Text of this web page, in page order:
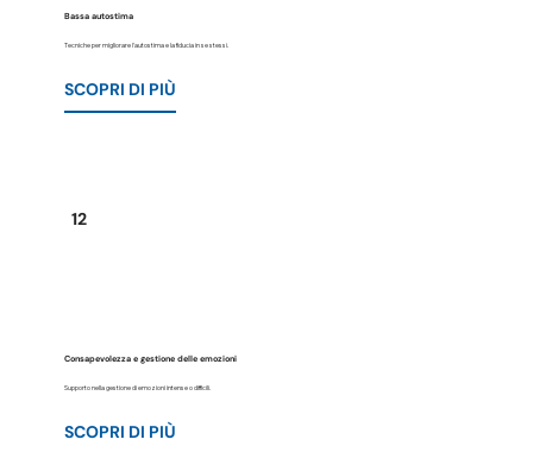
Bassa autostima
Tecniche per migliorare l'autostima e la fiducia in se stessi.
SCOPRI DI PIÙ
12
Consapevolezza e gestione delle emozioni
Supporto nella gestione di emozioni intense o difficili.
SCOPRI DI PIÙ